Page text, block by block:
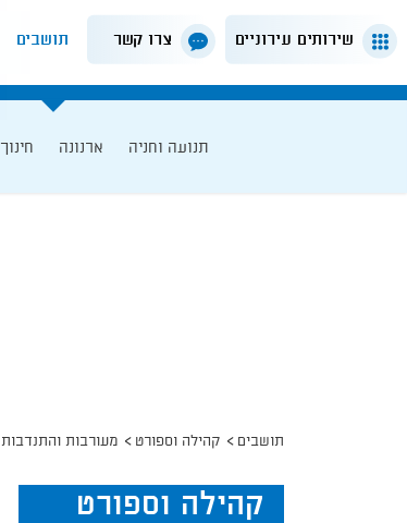
שירותים עירוניים צרו קשר תושבים
תנועה וחניה ארנונה חינוך
תושבים קהילה וספורט מעורבות והתנדבות
קהילה וספורט